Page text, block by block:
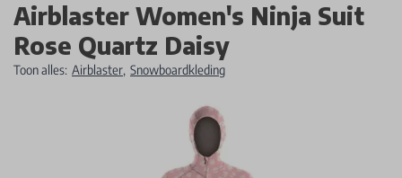
Airblaster Women's Ninja Suit
Rose Quartz Daisy
Toon alles: Airblaster, Snowboardkleding